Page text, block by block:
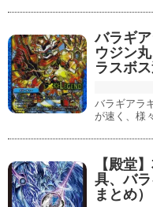
バラギ
ウジン
ラスボ
バラギアラ
が速く、様
【殿堂
具、バ
まとめ）